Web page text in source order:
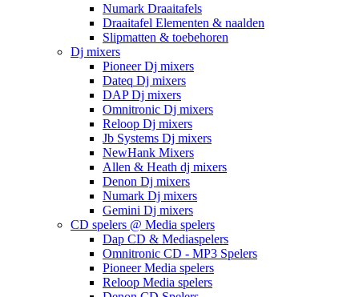
Numark Draaitafels
Draaitafel Elementen & naalden
Slipmatten & toebehoren
Dj mixers
Pioneer Dj mixers
Dateq Dj mixers
DAP Dj mixers
Omnitronic Dj mixers
Reloop Dj mixers
Jb Systems Dj mixers
NewHank Mixers
Allen & Heath dj mixers
Denon Dj mixers
Numark Dj mixers
Gemini Dj mixers
CD spelers @ Media spelers
Dap CD & Mediaspelers
Omnitronic CD - MP3 Spelers
Pioneer Media spelers
Reloop Media spelers